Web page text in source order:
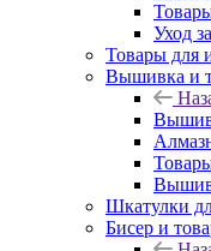
Уход
Товары для
Вышивка и
Шкатулки
Бисер и